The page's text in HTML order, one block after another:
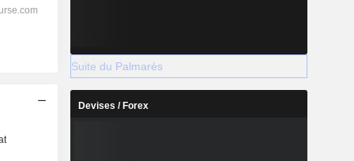
Suite du Palmarès
Devises / Forex